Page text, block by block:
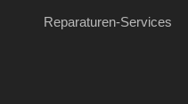
Reparaturen-Services